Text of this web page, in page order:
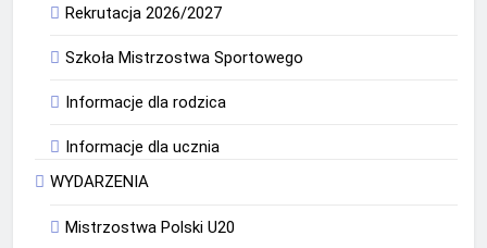
Rekrutacja 2026/2027
Szkoła Mistrzostwa Sportowego
Informacje dla rodzica
Informacje dla ucznia
WYDARZENIA
Mistrzostwa Polski U20